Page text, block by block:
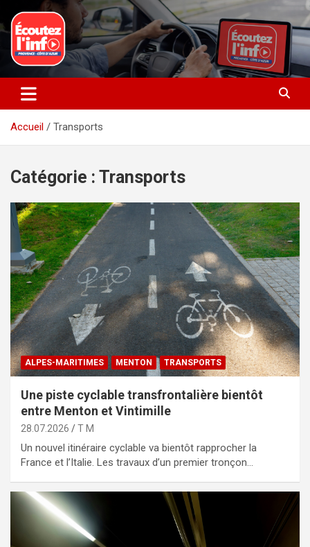
au
contenu
Ecoutez l’info
La radio du quotidien
Accueil Transports
Catégorie : Transports
ALPES-MARITIMES MENTON TRANSPORTS
Une piste cyclable transfrontalière bientôt
entre Menton et Vintimille
28.07.2026 T M
Un nouvel itinéraire cyclable va bientôt rapprocher la
France et l’Italie. Les travaux d’un premier tronçon…